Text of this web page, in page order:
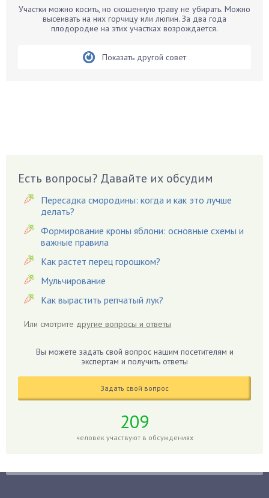
Бирючина
Бобовые
Вредители
Гардения
Гацания
Гвоздики
Георгины
Герань
Гиацинт
Гибискус
Гладиолусы
Голубика
Груши
Участки можно косить, но скошенную траву не убирать. Можно
высеивать на них горчицу или люпин. За два года
плодородие на этих участках возрождается.
Показать другой совет
Есть вопросы? Давайте их обсудим
Пересадка смородины: когда и как это лучше
делать?
Формирование кроны яблони: основные схемы и
важные правила
Как растет перец горошком?
Мульчирование
Как вырастить репчатый лук?
Или смотрите другие вопросы и ответы
Вы можете задать свой вопрос нашим посетителям и
экспертам и получить ответы
Задать свой вопрос
209
человек участвуют в обсуждениях